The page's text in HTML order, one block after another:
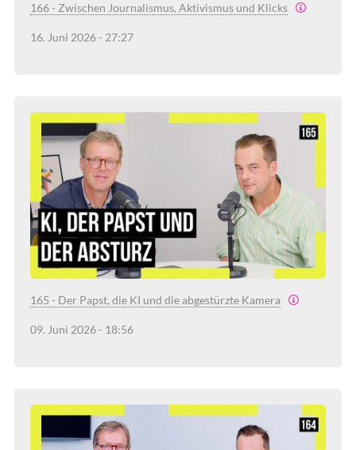
166 - Zwischen Journalismus, Aktivismus und Klicks
16. Juni 2026 - 27:27
165 - Der Papst, die KI und die abgestürzte Kamera
09. Juni 2026 - 18:56